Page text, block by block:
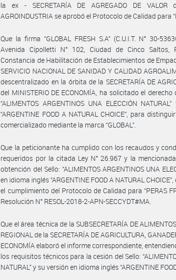
la ex - SECRETARÍA DE AGREGADO DE VALOR
AGROINDUSTRIA se aprobó el Protocolo de Calidad para
Que la firma “GLOBAL FRESH S.A” (C.U.I.T. N° 30-
Avenida Cipolletti N° 102, Ciudad de Cinco Saltos,
Constancia de Habilitación de Establecimientos de
SERVICIO NACIONAL DE SANIDAD Y CALIDAD
descentralizado en la órbita de la SECRETARÍA DE
del MINISTERIO DE ECONOMÍA, ha solicitado el
“ALIMENTOS ARGENTINOS UNA ELECCIÓN
“ARGENTINE FOOD A NATURAL CHOICE”, para
comercializado mediante la marca “GLOBAL”.
Que la peticionante ha cumplido con los recaudos y
requeridos por la citada Ley N° 26.967 y la
obtención del Sello: “ALIMENTOS ARGENTINOS UNA
en idioma inglés “ARGENTINE FOOD A NATURAL
el cumplimiento del Protocolo de Calidad para “PERAS
Resolución N° RESOL-2018-2-APN-SECCYDT#MA.
Que el área técnica de la SUBSECRETARÍA DE
REGIONAL de la SECRETARÍA DE AGRICULTURA,
ECONOMÍA elaboró el informe correspondiente,
los requisitos técnicos para la cesión del Sello:
NATURAL” y su versión en idioma inglés “ARGENTINE